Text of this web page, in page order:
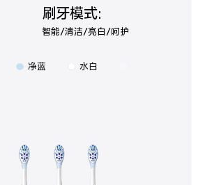
刷牙模式:
智能/清洁/亮白/呵护
净蓝 水白